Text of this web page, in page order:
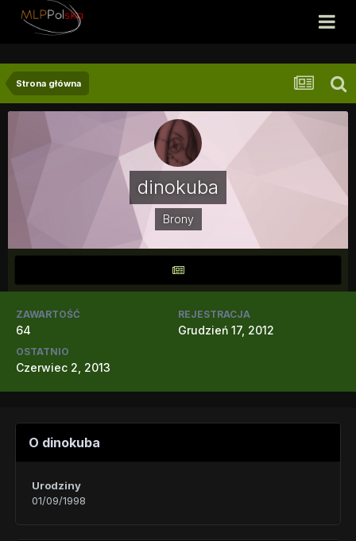
Strona główna
dinokuba
Brony
ZAWARTOŚĆ
64
REJESTRACJA
Grudzień 17, 2012
OSTATNIO
Czerwiec 2, 2013
O dinokuba
Urodziny
01/09/1998